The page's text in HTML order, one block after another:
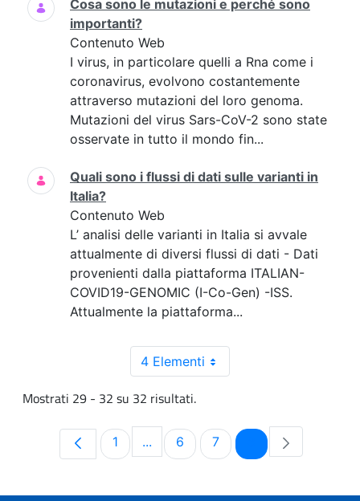
Cosa sono le mutazioni e perché sono
importanti?
Contenuto Web
I virus, in particolare quelli a Rna come i
coronavirus, evolvono costantemente
attraverso mutazioni del loro genoma.
Mutazioni del virus Sars-CoV-2 sono state
osservate in tutto il mondo fin...
Quali sono i flussi di dati sulle varianti in
Italia?
Contenuto Web
L’ analisi delle varianti in Italia si avvale
attualmente di diversi flussi di dati - Dati
provenienti dalla piattaforma ITALIAN-
COVID19-GENOMIC (I-Co-Gen) -ISS.
Attualmente la piattaforma...
4 Elementi
Mostrati 29 - 32 su 32 risultati.
Pagina
1 ...Pagine intermedie Use TAB to
Pagina
6 Pagina
7 Pagina